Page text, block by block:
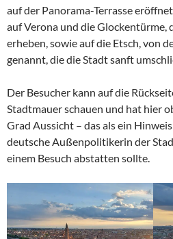
auf der Panorama-Terrasse
auf Verona und die Glockentürme,
erheben, sowie auf die Etsch, von
genannt, die die Stadt sanft
Der Besucher kann auf die
Stadtmauer schauen und hat hier
Grad Aussicht – das als ein
deutsche Außenpolitikerin der
einem Besuch abstatten sollte.